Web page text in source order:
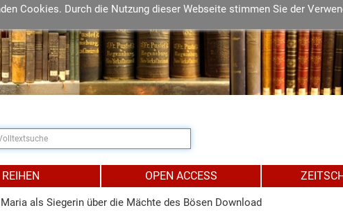
Cookies. Durch die Nutzung dieser Webseite stimmen Sie der
REIHEN OPEN ACCESS
als Siegerin über die Mächte des Bösen Download